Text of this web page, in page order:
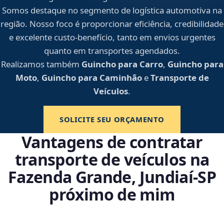
Somos destaque no segmento de logística automotiva na
região. Nosso foco é proporcionar eficiência, credibilidade
e excelente custo-benefício, tanto em envios urgentes
quanto em transportes agendados.
Realizamos também Guincho para Carro, Guincho para
Moto, Guincho para CaminhãoeTransporte de
Veículos.
SOLICITE SEU ORÇAMENTO
Vantagens de contratar
transporte de veículos na
Fazenda Grande, Jundiaí‑SP
próximo de mim